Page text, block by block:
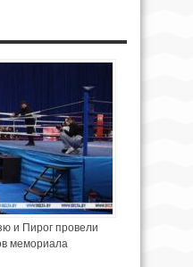
и Пирог провели
мемориала